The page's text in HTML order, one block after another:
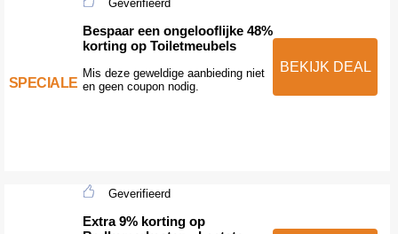
SPECIALE
Geverifieerd
Bespaar een ongelooflijke 48%
korting op Toiletmeubels
Mis deze geweldige aanbieding niet
en geen coupon nodig.
BEKIJK DEAL
Geverifieerd
Extra 9% korting op